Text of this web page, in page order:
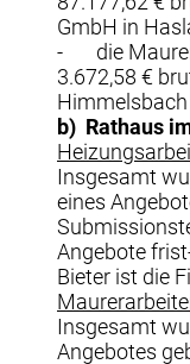
GmbH in
- die
3.672,58 €
b) Rathaus
Insgesamt
eines
Angebote
Bieter ist die
Insgesamt
Angebotes